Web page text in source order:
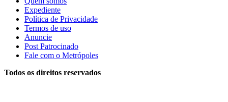
Expediente
Política de Privacidade
Termos de uso
Anuncie
Post Patrocinado
Fale com o Metrópoles
Todos os direitos reservados